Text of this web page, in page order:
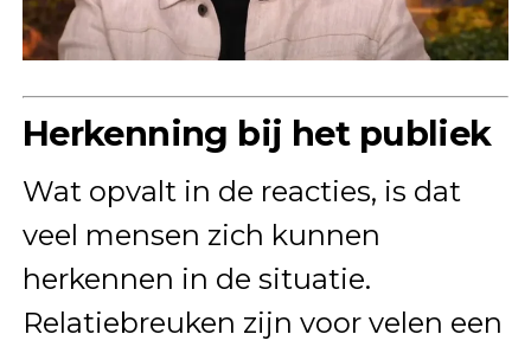
Herkenning bij het publiek
Wat opvalt in de reacties, is dat
veel mensen zich kunnen
herkennen in de situatie.
Relatiebreuken zijn voor velen een